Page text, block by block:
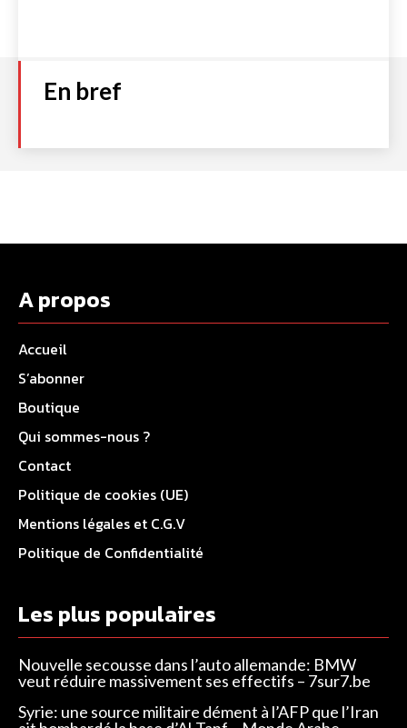
En bref
A propos
Accueil
S’abonner
Boutique
Qui sommes-nous ?
Contact
Politique de cookies (UE)
Mentions légales et C.G.V
Politique de Confidentialité
Les plus populaires
Nouvelle secousse dans l’auto allemande: BMW
veut réduire massivement ses effectifs – 7sur7.be
Syrie: une source militaire dément à l’AFP que l’Iran